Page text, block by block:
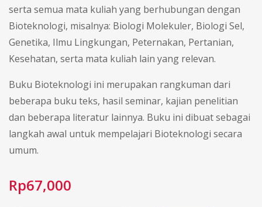
serta semua mata kuliah yang berhubungan dengan
Bioteknologi, misalnya: Biologi Molekuler, Biologi Sel,
Genetika, Ilmu Lingkungan, Peternakan, Pertanian,
Kesehatan, serta mata kuliah lain yang relevan.
Buku Bioteknologi ini merupakan rangkuman dari
beberapa buku teks, hasil seminar, kajian penelitian
dan beberapa literatur lainnya. Buku ini dibuat sebagai
langkah awal untuk mempelajari Bioteknologi secara
umum.
Rp67,000